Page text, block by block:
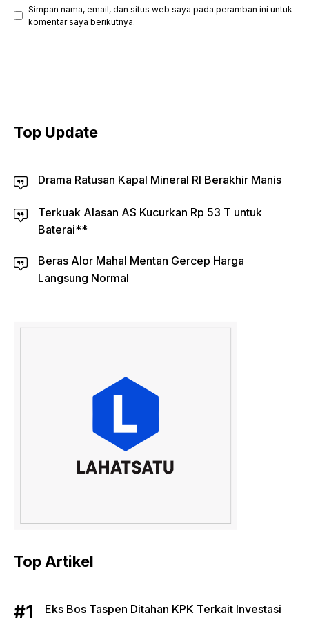
Simpan nama, email, dan situs web saya pada peramban ini untuk
komentar saya berikutnya.
Top Update
Drama Ratusan Kapal Mineral RI Berakhir Manis
Terkuak Alasan AS Kucurkan Rp 53 T untuk
Baterai**
Beras Alor Mahal Mentan Gercep Harga
Langsung Normal
Top Artikel
Eks Bos Taspen Ditahan KPK Terkait Investasi